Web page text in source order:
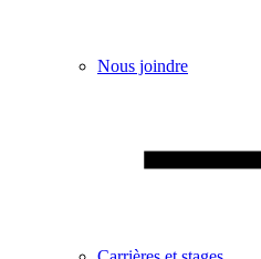
Nous joindre